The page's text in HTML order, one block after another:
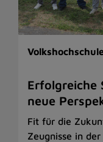
Erfolgreiche
neue
Fit für die
Zeugnisse in der